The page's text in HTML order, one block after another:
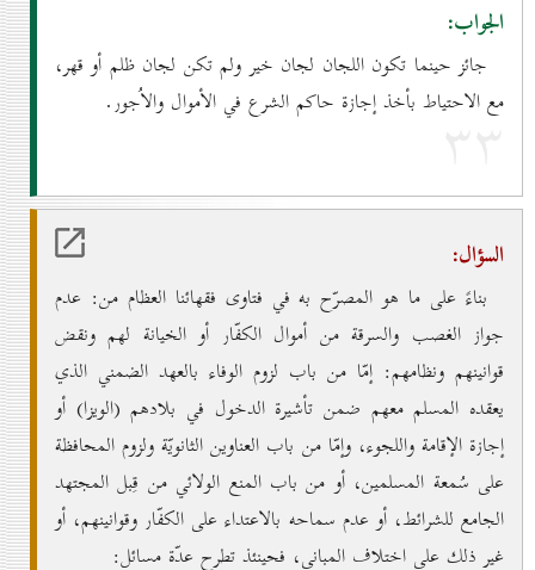
الجواب:
جائز حينما تكون اللجان لجان خير ولم تكن لجان ظلم أو قهر،
مع الاحتياط بأخذ إجازة حاكم الشرع في الأموال والاُجور.
۳۳
السؤال:
بناءً على ما هو المصرّح به في فتاوى فقهائنا العظام من: عدم
جواز الغصب والسرقة من أموال الكفّار أو الخيانة لهم ونقض
قوانينهم ونظامهم: إمّا من باب لزوم الوفاء بالعهد الضمني الذي
يعقده المسلم معهم ضمن تأشيرة الدخول في بلادهم (الويزا) أو
إجازة الإقامة واللجوء، وإمّا من باب العناوين الثانويّة ولزوم المحافظة
على سُمعة المسلمين، أو من باب المنع الولائي من قِبل المجتهد
الجامع للشرائط، أو عدم سماحه بالاعتداء على الكفّار وقوانينهم، أو
غير ذلك على اختلاف المباني، فحينئذ تطرح عدّة مسائل: